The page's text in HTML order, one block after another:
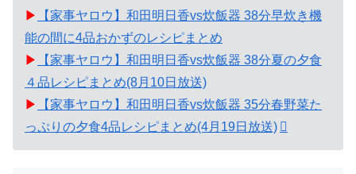
▶
【家事ヤロウ】和田明日香vs炊飯器 38分早炊き機
能の間に4品おかずのレシピまとめ
▶
【家事ヤロウ】和田明日香vs炊飯器 38分夏の夕食
４品レシピまとめ(8月10日放送)
▶
【家事ヤロウ】和田明日香vs炊飯器 35分春野菜た
っぷりの夕食4品レシピまとめ(4月19日放送)